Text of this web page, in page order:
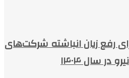
رفع زیان انباشته شرکت‌های
در سال ۱۴۰۴